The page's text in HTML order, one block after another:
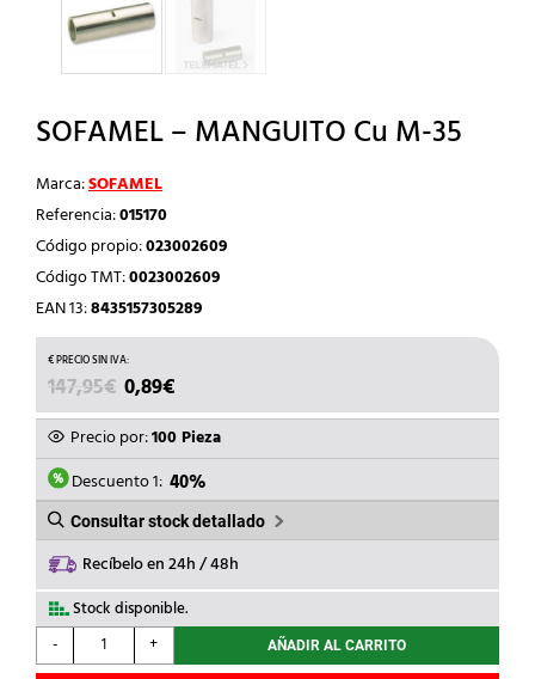
SOFAMEL – MANGUITO Cu M-35
Marca:SOFAMEL
Referencia:015170
Código propio:023002609
Código TMT:0023002609
EAN 13:8435157305289
147,95€ EL
PRECIO
ORIGINAL
ERA:
147,95€.
0,89€
PRECIO
ACTUAL
ES:
0,89€.
Precio por:100 Pieza
Descuento 1: 40%
Consultar stock detallado
Recíbelo en 24h / 48h
Stock disponible.
-
SOFAMEL
-
+ AÑADIR AL CARRITO